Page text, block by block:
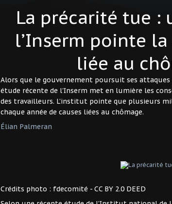
La précarité tue :
l’Inserm pointe
liée au
Alors que le gouvernement poursuit ses
étude récente de l'Inserm met en lumière les
des travailleurs. L’institut pointe que plusieurs
chaque année de causes liées au chômage.
Élian Palmeran
Crédits photo : fdecomité - CC BY 2.0 DEED